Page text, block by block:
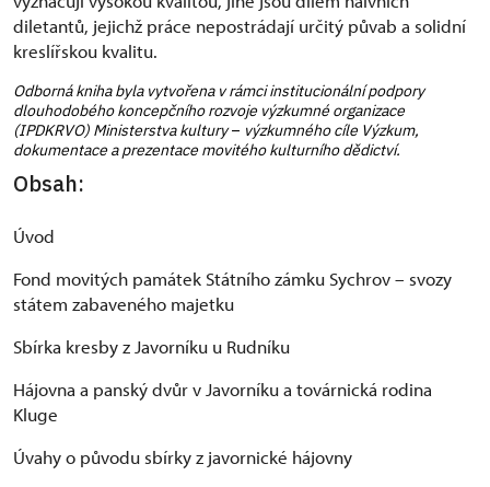
diletantů, jejichž práce nepostrádají určitý půvab a solidní
kreslířskou kvalitu.
Odborná kniha byla vytvořena v rámci institucionální podpory
dlouhodobého koncepčního rozvoje výzkumné organizace
(IPDKRVO) Ministerstva kultury– výzkumného cíle Výzkum,
dokumentace a prezentace movitého kulturního dědictví.
Obsah:
Úvod
Fond movitých památek Státního zámku Sychrov – svozy
státem zabaveného majetku
Sbírka kresby z Javorníku u Rudníku
Hájovna a panský dvůr v Javorníku a továrnická rodina
Kluge
Úvahy o původu sbírky z javornické hájovny